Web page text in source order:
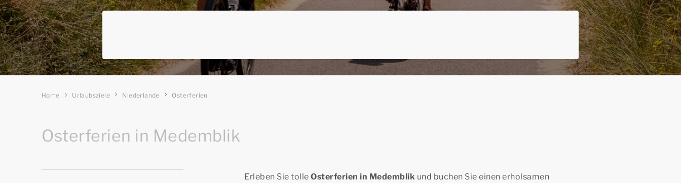
Home Urlaubsziele Niederlande Osterferien
Osterferien in Medemblik
Erleben Sie tolle Osterferien in Medemblik und buchen Sie einen erholsamen